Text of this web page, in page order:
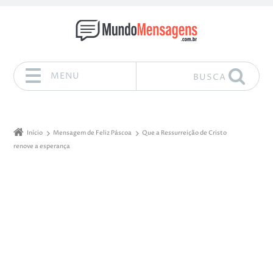
MENU BUSCA
Início Mensagem de Feliz Páscoa
Que a Ressurreição de Cristo
renove a esperança